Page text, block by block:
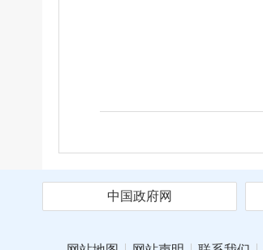
中国政府网